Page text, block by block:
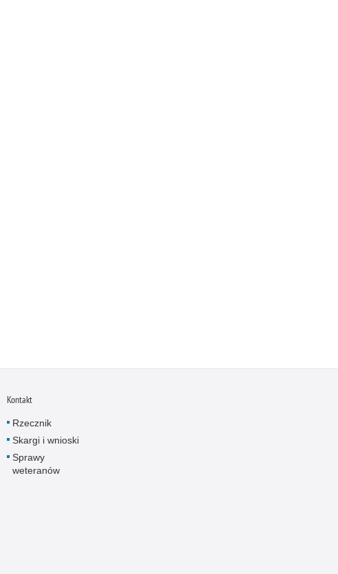
Polemiki i sprostowania
Policja inaczej
Kontakt
Rzecznik
Skargi i wnioski
Sprawy
weteranów